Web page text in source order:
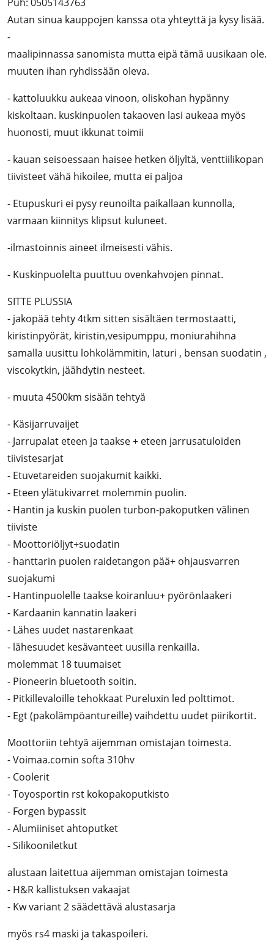
Autan sinua kauppojen kanssa ota yhteyttä ja kysy lisää.
-
maalipinnassa sanomista mutta eipä tämä uusikaan ole.
muuten ihan ryhdissään oleva.
- kattoluukku aukeaa vinoon, oliskohan hypänny
kiskoltaan. kuskinpuolen takaoven lasi aukeaa myös
huonosti, muut ikkunat toimii
- kauan seisoessaan haisee hetken öljyltä, venttiilikopan
tiivisteet vähä hikoilee, mutta ei paljoa
- Etupuskuri ei pysy reunoilta paikallaan kunnolla,
varmaan kiinnitys klipsut kuluneet.
-ilmastoinnis aineet ilmeisesti vähis.
- Kuskinpuolelta puuttuu ovenkahvojen pinnat.
SITTE PLUSSIA
- jakopää tehty 4tkm sitten sisältäen termostaatti,
kiristinpyörät, kiristin,vesipumppu, moniurahihna
samalla uusittu lohkolämmitin, laturi , bensan suodatin ,
viscokytkin, jäähdytin nesteet.
- muuta 4500km sisään tehtyä
- Käsijarruvaijet
- Jarrupalat eteen ja taakse + eteen jarrusatuloiden
tiivistesarjat
- Etuvetareiden suojakumit kaikki.
- Eteen ylätukivarret molemmin puolin.
- Hantin ja kuskin puolen turbon-pakoputken välinen
tiiviste
- Moottoriöljyt+suodatin
- hanttarin puolen raidetangon pää+ ohjausvarren
suojakumi
- Hantinpuolelle taakse koiranluu+ pyörönlaakeri
- Kardaanin kannatin laakeri
- Lähes uudet nastarenkaat
- lähesuudet kesävanteet uusilla renkailla.
molemmat 18 tuumaiset
- Pioneerin bluetooth soitin.
- Pitkillevaloille tehokkaat Pureluxin led polttimot.
- Egt (pakolämpöantureille) vaihdettu uudet piirikortit.
Moottoriin tehtyä aijemman omistajan toimesta.
- Voimaa.comin softa 310hv
- Coolerit
- Toyosportin rst kokopakoputkisto
- Forgen bypassit
- Alumiiniset ahtoputket
- Silikooniletkut
alustaan laitettua aijemman omistajan toimesta
- H&R kallistuksen vakaajat
- Kw variant 2 säädettävä alustasarja
myös rs4 maski ja takaspoileri.